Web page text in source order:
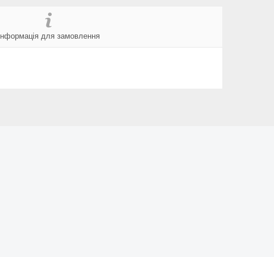
Інформація для замовлення